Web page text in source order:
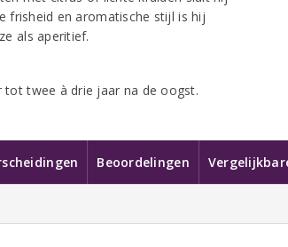
frisheid en aromatische stijl is hij
als aperitief.
tot twee à drie jaar na de oogst.
Beoordelingen